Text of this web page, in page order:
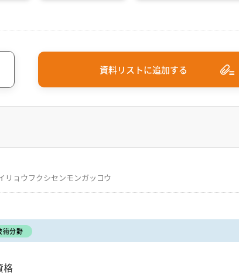
資料リストに追加する
リョウフクシセンモンガッコウ
術分野
格